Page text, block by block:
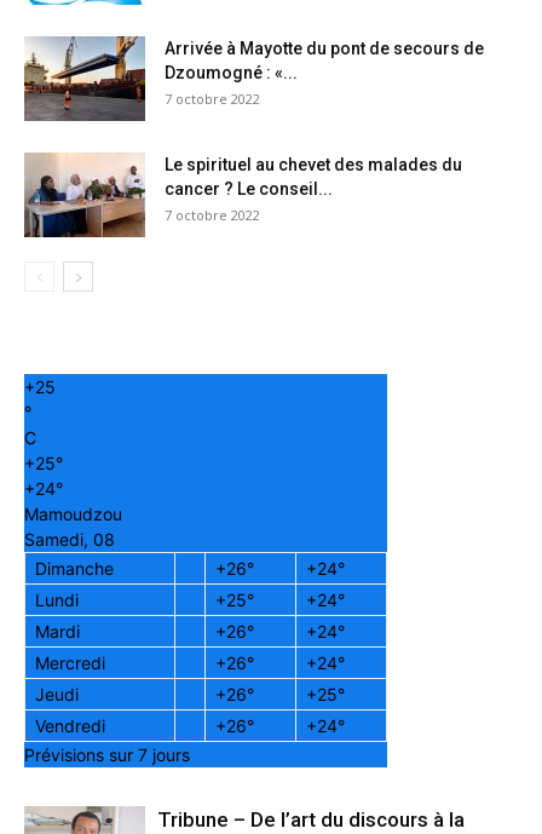
Arrivée à Mayotte du pont de secours de
Dzoumogné : «...
7 octobre 2022
Le spirituel au chevet des malades du
cancer ? Le conseil...
7 octobre 2022
+25
°
C
+25°
+24°
Mamoudzou
Samedi, 08
Dimanche
+26° +24°
Lundi
+25° +24°
Mardi
+26° +24°
Mercredi
+26° +24°
Jeudi
+26° +25°
Vendredi
+26° +24°
Prévisions sur 7 jours
Tribune – De l’art du discours à la